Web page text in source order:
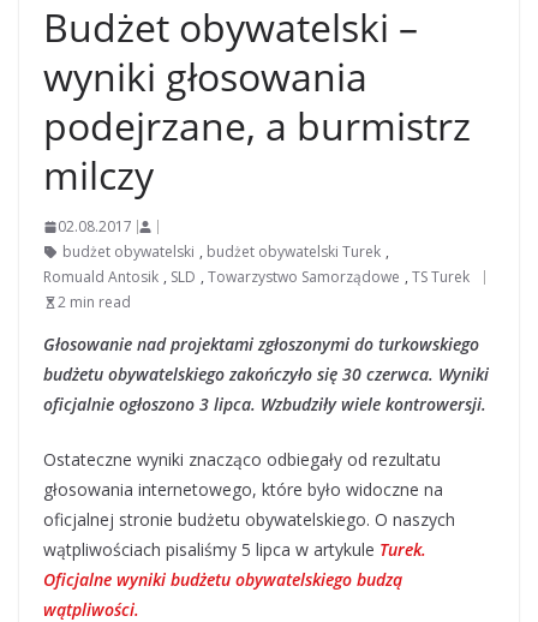
Budżet obywatelski –
wyniki głosowania
podejrzane, a burmistrz
milczy
02.08.2017
budżet obywatelski , budżet obywatelski Turek ,
Romuald Antosik , SLD , Towarzystwo Samorządowe , TS Turek
2 min read
Głosowanie nad projektami zgłoszonymi do turkowskiego
budżetu obywatelskiego zakończyło się 30 czerwca. Wyniki
oficjalnie ogłoszono 3 lipca. Wzbudziły wiele kontrowersji.
Ostateczne wyniki znacząco odbiegały od rezultatu
głosowania internetowego, które było widoczne na
oficjalnej stronie budżetu obywatelskiego. O naszych
wątpliwościach pisaliśmy 5 lipca w artykule Turek.
Oficjalne wyniki budżetu obywatelskiego budzą
wątpliwości.